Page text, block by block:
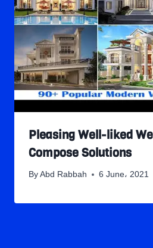
Pleasing Well-liked
Compose Solutions
By Abd Rabbah 6 June، 2021